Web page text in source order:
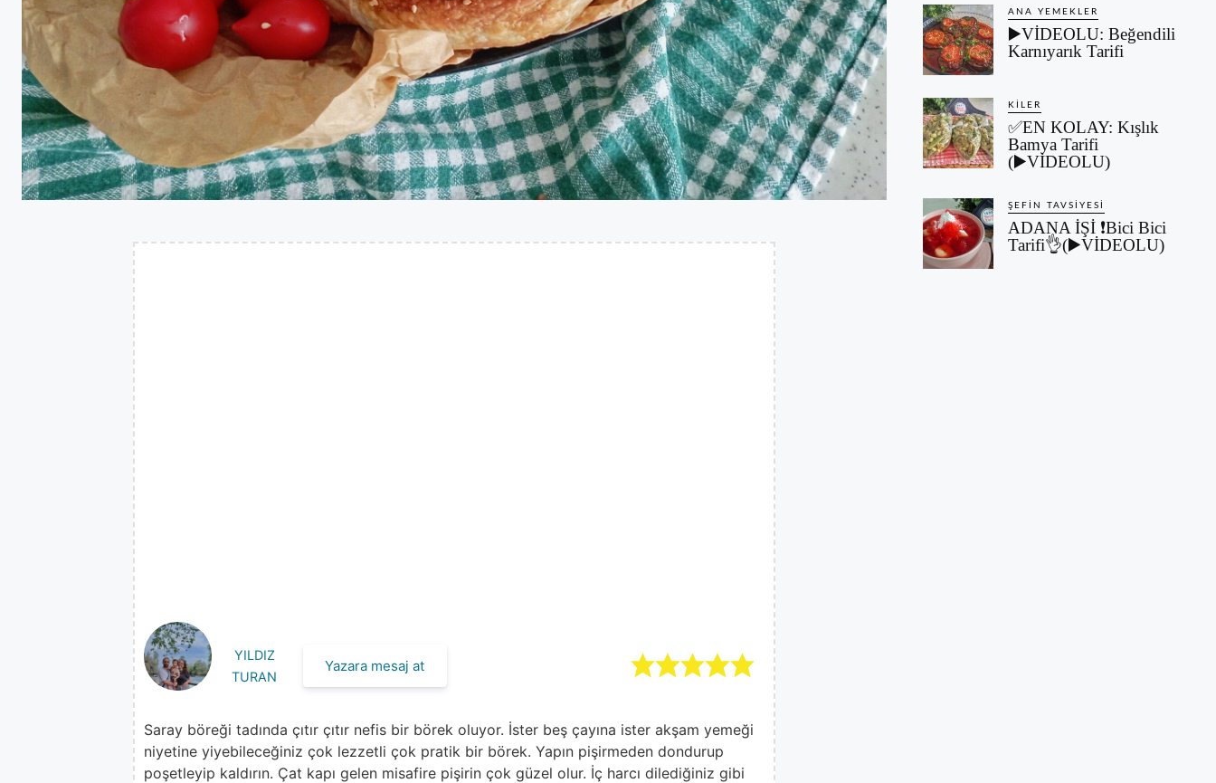
YILDIZ
TURAN
Yazara mesaj at
Saray böreği tadında çıtır çıtır nefis bir börek oluyor. İster beş çayına ister akşam yemeği
niyetine yiyebileceğiniz çok lezzetli çok pratik bir börek. Yapın pişirmeden dondurup
poşetleyip kaldırın. Çat kapı gelen misafire pişirin çok güzel olur. İç harcı dilediğiniz gibi
ANA YEMEKLER
▶️VİDEOLU: Beğendili
Karnıyarık Tarifi
KILER
✅EN KOLAY: Kışlık
Bamya Tarifi
(▶️VİDEOLU)
ŞEFIN TAVSIYESI
ADANA İŞİ ❗Bici Bici
Tarifi👌(▶️VİDEOLU)